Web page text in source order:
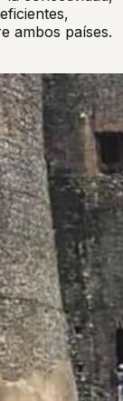
ambos países.